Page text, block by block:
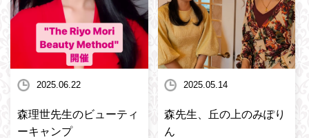
2025.06.22
森理世先生のビューティ
ーキャンプ
2025.05.14
森先生、丘の上のみぽり
ん